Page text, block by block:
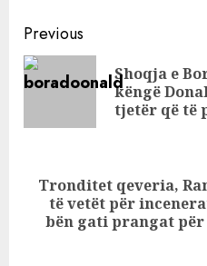
reagoi Iliri
Continue
Reading
Previous
Shoqja e
këngë
tjetër që të
Next
post:
Tronditet qeveria,
të vetët për
bën gati prangat për